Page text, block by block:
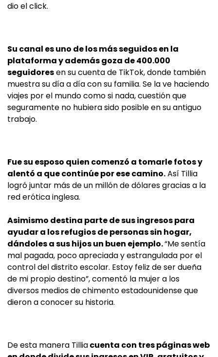
dio el click.
Su canal es uno de los más seguidos en la
plataforma y además goza de 400.000
seguidoresen su cuenta de TikTok, donde también
muestra su día a día con su familia. Se la ve haciendo
viajes por el mundo como si nada, cuestión que
seguramente no hubiera sido posible en su antiguo
trabajo.
Fue su esposo quien comenzó a tomarle fotos y
alentó a que continúe por ese camino.Así Tillia
logró juntar más de un millón de dólares gracias a la
red erótica inglesa.
Asimismo destina parte de sus ingresos para
ayudar a los refugios de personas sin hogar,
dándoles a sus hijos un buen ejemplo.“Me sentía
mal pagada, poco apreciada y estrangulada por el
control del distrito escolar. Estoy feliz de ser dueña
de mi propio destino”, comentó la mujer a los
diversos medios de chimento estadounidense que
dieron a conocer su historia.
De esta manera Tilliacuenta con tres páginas web